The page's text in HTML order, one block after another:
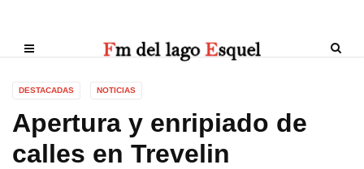
DESTACADAS NOTICIAS
Apertura y enripiado de
calles en Trevelin